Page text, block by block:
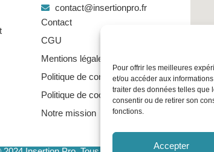
Pour offrir les meilleures
et/ou accéder aux
traiter des données telles que
consentir ou de retirer son
fonctions.
Accepter
contact@insertionpro.fr
Contact
CGU
Mentions légales
Politique de confidentialité
Politique de cookies
Notre mission